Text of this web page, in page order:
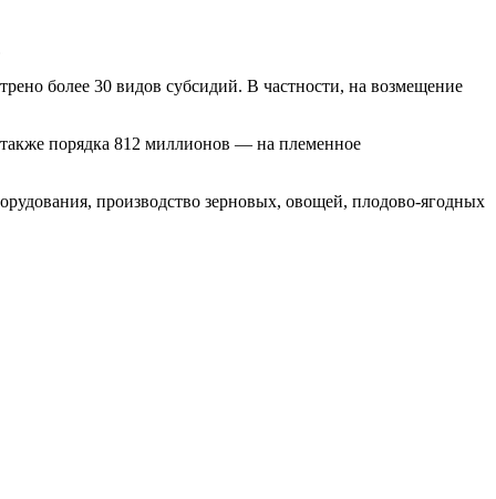
более 30 видов субсидий. В частности, на возмещение
порядка 812 миллионов — на племенное
производство зерновых, овощей, плодово-ягодных